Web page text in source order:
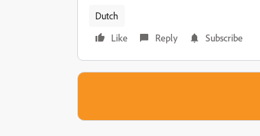
Dutch
Like
Reply Subscribe